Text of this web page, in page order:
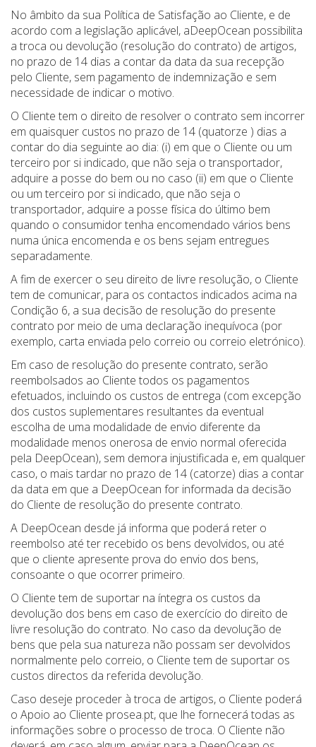
No âmbito da sua Política de Satisfação ao Cliente, e de
acordo com a legislação aplicável, aDeepOcean possibilita
a troca ou devolução (resolução do contrato) de artigos,
no prazo de 14 dias a contar da data da sua recepção
pelo Cliente, sem pagamento de indemnização e sem
necessidade de indicar o motivo.
O Cliente tem o direito de resolver o contrato sem incorrer
em quaisquer custos no prazo de 14 (quatorze ) dias a
contar do dia seguinte ao dia: (i) em que o Cliente ou um
terceiro por si indicado, que não seja o transportador,
adquire a posse do bem ou no caso (ii) em que o Cliente
ou um terceiro por si indicado, que não seja o
transportador, adquire a posse física do último bem
quando o consumidor tenha encomendado vários bens
numa única encomenda e os bens sejam entregues
separadamente.
A fim de exercer o seu direito de livre resolução, o Cliente
tem de comunicar, para os contactos indicados acima na
Condição 6, a sua decisão de resolução do presente
contrato por meio de uma declaração inequívoca (por
exemplo, carta enviada pelo correio ou correio eletrónico).
Em caso de resolução do presente contrato, serão
reembolsados ao Cliente todos os pagamentos
efetuados, incluindo os custos de entrega (com excepção
dos custos suplementares resultantes da eventual
escolha de uma modalidade de envio diferente da
modalidade menos onerosa de envio normal oferecida
pela DeepOcean), sem demora injustificada e, em qualquer
caso, o mais tardar no prazo de 14 (catorze) dias a contar
da data em que a DeepOcean for informada da decisão
do Cliente de resolução do presente contrato.
A DeepOcean desde já informa que poderá reter o
reembolso até ter recebido os bens devolvidos, ou até
que o cliente apresente prova do envio dos bens,
consoante o que ocorrer primeiro.
O Cliente tem de suportar na íntegra os custos da
devolução dos bens em caso de exercício do direito de
livre resolução do contrato. No caso da devolução de
bens que pela sua natureza não possam ser devolvidos
normalmente pelo correio, o Cliente tem de suportar os
custos directos da referida devolução.
Caso deseje proceder à troca de artigos, o Cliente poderá
o Apoio ao Cliente prosea.pt, que lhe fornecerá todas as
informações sobre o processo de troca. O Cliente não